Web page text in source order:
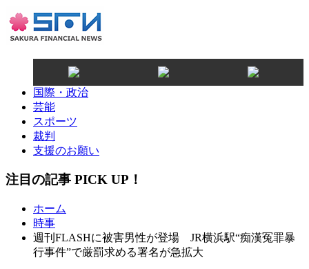
国際・政治
芸能
スポーツ
裁判
支援のお願い
注目の記事 PICK UP！
ホーム
時事
週刊FLASHに被害男性が登場 JR横浜駅“痴漢冤罪暴
行事件”で厳罰求める署名が急拡大